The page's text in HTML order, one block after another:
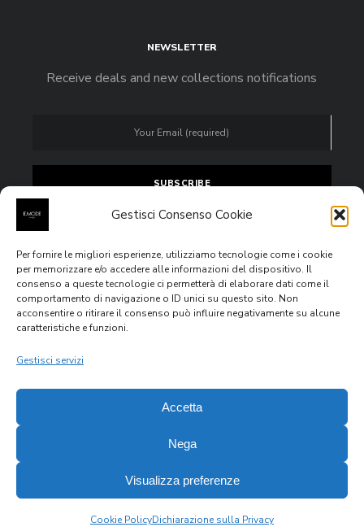
Gestisci Consenso Cookie
Per fornire le migliori esperienze, utilizziamo tecnologie come i cookie
per memorizzare e/o accedere alle informazioni del dispositivo. Il
consenso a queste tecnologie ci permetterà di elaborare dati come il
comportamento di navigazione o ID unici su questo sito. Non
acconsentire o ritirare il consenso può influire negativamente su alcune
caratteristiche e funzioni.
Gestisci servizi
Accetta
Nega
Visualizza preferenze
Cookie PolicyDichiarazione sulla Privacy
NEWSLETTER
Receive deals and new collections notifications
Acceptprivacy policy
All rights reserved © 2020
Giulia n.4, 63074, San Benedetto del Tronto (AP) – P.IVA
Gestisci consenso
Recedere dal contratto qui